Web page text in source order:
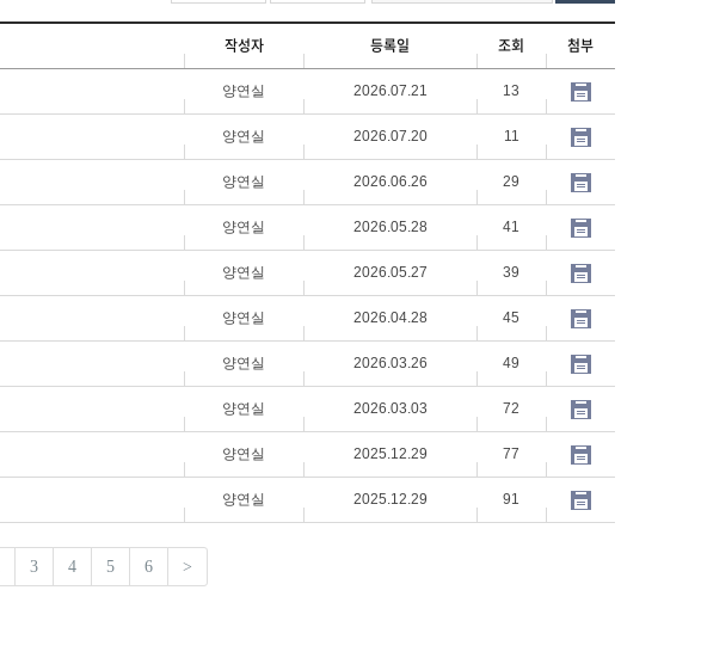
작성자 등록일 조회 첨부
양연실 2026.07.21 13
양연실 2026.07.20 11
양연실 2026.06.26 29
양연실 2026.05.28 41
양연실 2026.05.27 39
양연실 2026.04.28 45
양연실 2026.03.26 49
양연실 2026.03.03 72
양연실 2025.12.29 77
양연실 2025.12.29 91
3 4 5 6 >